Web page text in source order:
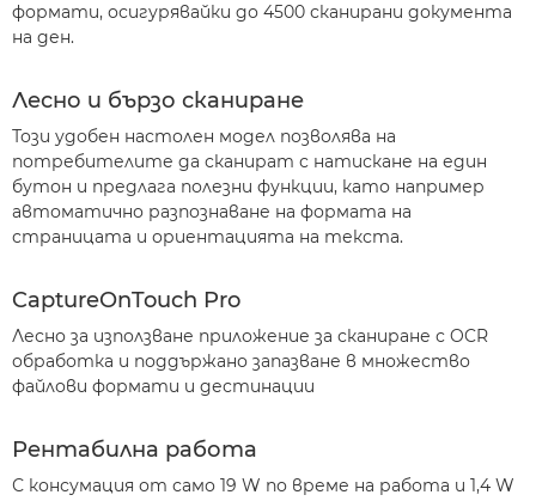
формати, осигурявайки до 4500 сканирани документа
на ден.
Лесно и бързо сканиране
Този удобен настолен модел позволява на
потребителите да сканират с натискане на един
бутон и предлага полезни функции, като например
автоматично разпознаване на формата на
страницата и ориентацията на текста.
CaptureOnTouch Pro
Лесно за използване приложение за сканиране с OCR
обработка и поддържано запазване в множество
файлови формати и дестинации
Рентабилна работа
С консумация от само 19 W по време на работа и 1,4 W